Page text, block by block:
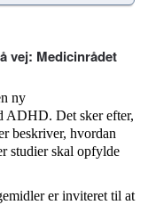
vej: Medicinrådet
ny
ADHD. Det sker efter,
beskriver, hvordan
studier skal opfylde
er inviteret til at